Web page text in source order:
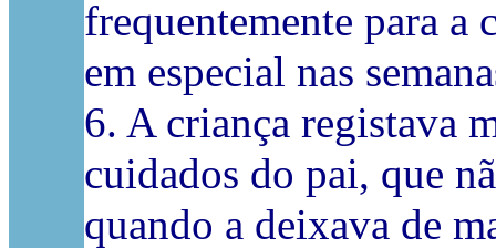
frequentemente para a
em especial nas
6. A criança registava
cuidados do pai, que
quando a deixava de